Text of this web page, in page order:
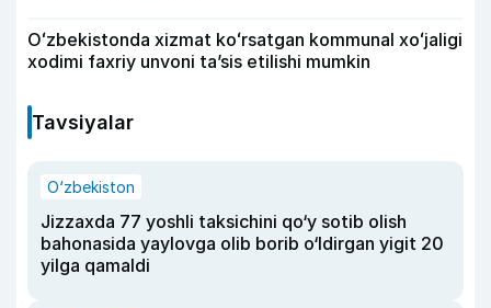
Oʻzbekistonda xizmat koʻrsatgan kommunal xoʻjaligi
xodimi faxriy unvoni taʼsis etilishi mumkin
Tavsiyalar
O‘zbekiston
Jizzaxda 77 yoshli taksichini qo‘y sotib olish
bahonasida yaylovga olib borib o‘ldirgan yigit 20
yilga qamaldi